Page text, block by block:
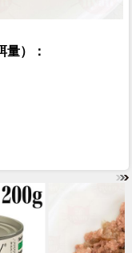
量）：